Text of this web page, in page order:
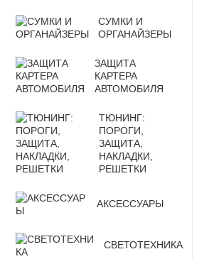
СУМКИ И
ОРГАНАЙЗЕРЫ
ЗАЩИТА
КАРТЕРА
АВТОМОБИЛЯ
ТЮНИНГ:
ПОРОГИ,
ЗАЩИТА,
НАКЛАДКИ,
РЕШЕТКИ
АКСЕССУАРЫ
СВЕТОТЕХНИКА